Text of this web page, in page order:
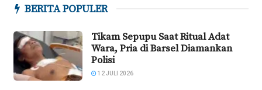
BERITA POPULER
Tikam Sepupu Saat Ritual Adat
Wara, Pria di Barsel Diamankan
Polisi
12 JULI 2026